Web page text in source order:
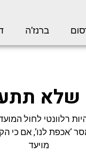
ברנז’ה
רלוונטי לחול
‘אכפת לנו’, אם כי
מויעד